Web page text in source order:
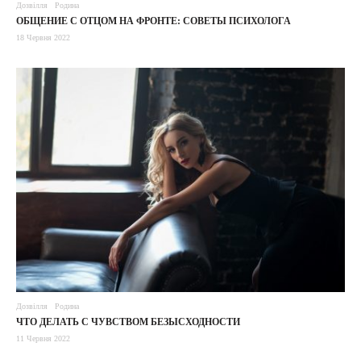
Дозвілля Родина
ОБЩЕНИЕ С ОТЦОМ НА ФРОНТЕ: СОВЕТЫ ПСИХОЛОГА
18 Червня 2022
Дозвілля Родина
ЧТО ДЕЛАТЬ С ЧУВСТВОМ БЕЗЫСХОДНОСТИ
11 Червня 2022